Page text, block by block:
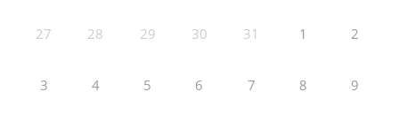
27 28 29 30 31 1 2
3 4 5 6 7 8 9